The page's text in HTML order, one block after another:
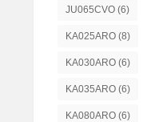
JU065CVO (6)
KA025ARO (8)
KA030ARO (6)
KA035ARO (6)
KA080ARO (6)